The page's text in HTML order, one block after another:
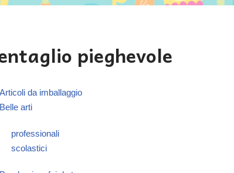
pieghevole
Articoli da imballaggio
Belle arti
professionali
scolastici